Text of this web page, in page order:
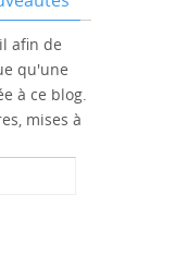
afin de
qu'une
à ce blog.
mises à